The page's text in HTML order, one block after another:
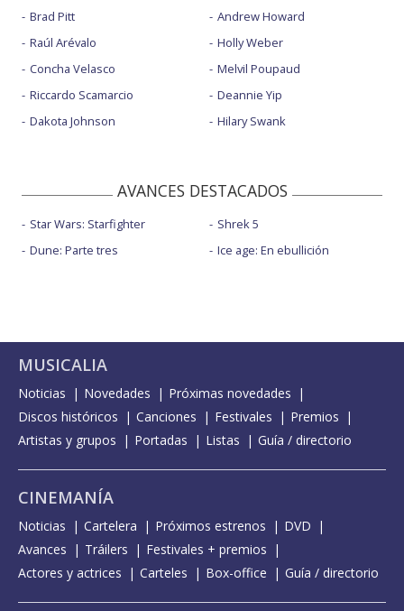
Brad Pitt
Raúl Arévalo
Concha Velasco
Riccardo Scamarcio
Dakota Johnson
Andrew Howard
Holly Weber
Melvil Poupaud
Deannie Yip
Hilary Swank
AVANCES DESTACADOS
Star Wars: Starfighter
Dune: Parte tres
Shrek 5
Ice age: En ebullición
MUSICALIA
Noticias Novedades
Próximas novedades
Discos históricos
Canciones Festivales
Premios
Artistas y grupos
Portadas Listas Guía / directorio
CINEMANÍA
Noticias Cartelera Próximos estrenos
DVD
Avances
Tráilers
Festivales + premios
Actores y actrices
Carteles Box-office Guía / directorio